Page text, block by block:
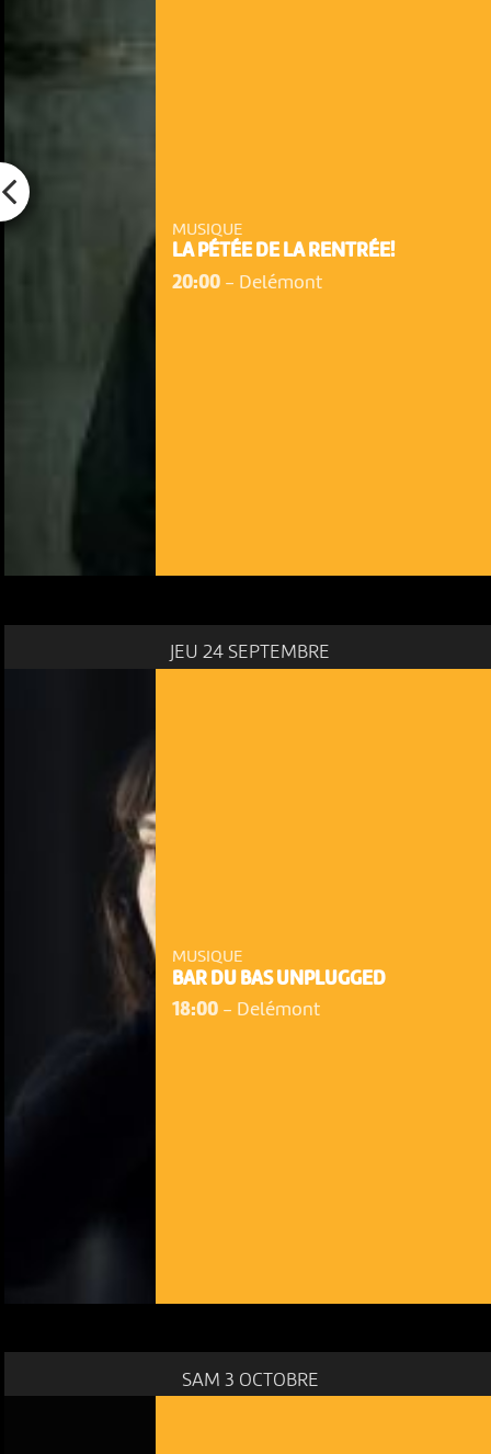
MUSIQUE
LA PÉTÉE DE LA RENTRÉE!
20:00- Delémont
JEU 24 SEPTEMBRE
MUSIQUE
BAR DU BAS UNPLUGGED
18:00- Delémont
SAM 3 OCTOBRE